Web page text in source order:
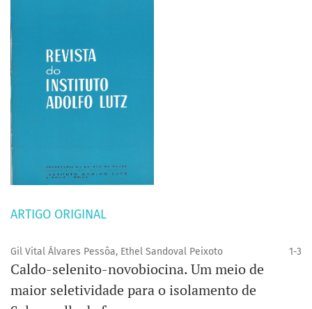
ARTIGO ORIGINAL
Gil Vital Álvares Pessôa, Ethel Sandoval Peixoto 1-3
Caldo-selenito-novobiocina. Um meio de
maior seletividade para o isolamento de